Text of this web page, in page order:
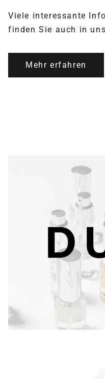
Viele interessante
finden Sie auch in
Mehr erfahren